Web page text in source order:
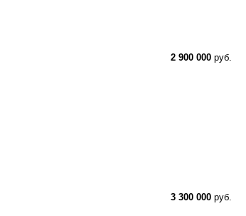
2 900 000 руб.
3 300 000 руб.